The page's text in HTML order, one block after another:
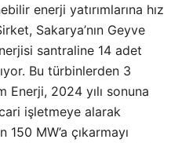
enerji yatırımlarına hız
Sakarya’nın Geyve
santraline 14 adet
Bu türbinlerden 3
Enerji, 2024 yılı sonuna
işletmeye alarak
MW’a çıkarmayı